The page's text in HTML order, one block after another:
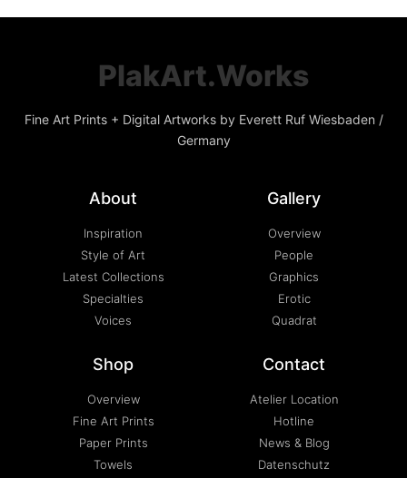
PlakArt.Works
Fine Art Prints + Digital Artworks by Everett Ruf Wiesbaden /
Germany
About
Inspiration
Style of Art
Latest Collections
Specialties
Voices
Gallery
Overview
People
Graphics
Erotic
Quadrat
Shop
Overview
Fine Art Prints
Paper Prints
Towels
Contact
Atelier Location
Hotline
News & Blog
Datenschutz